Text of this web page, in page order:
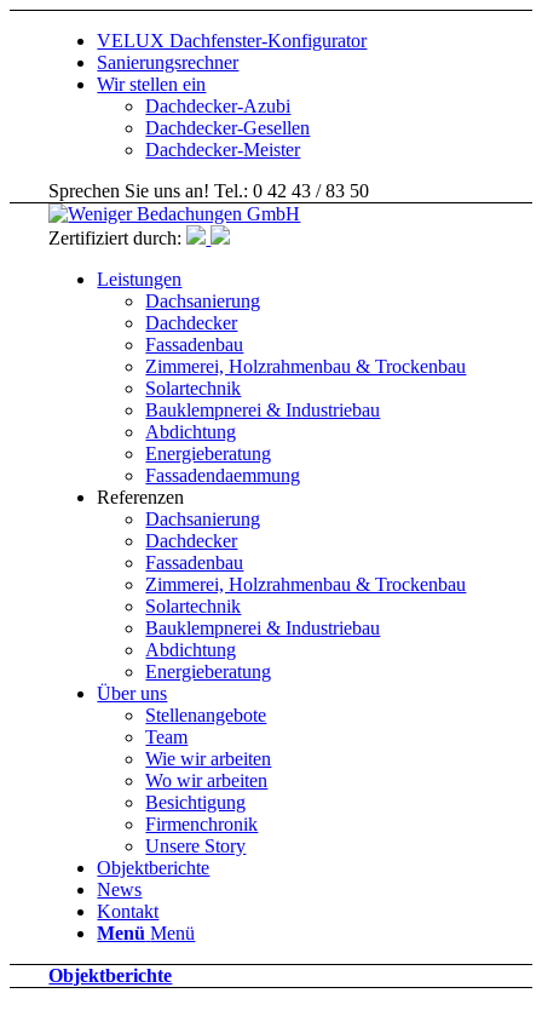
VELUX Dachfenster-Konfigurator
Sanierungsrechner
Wir stellen ein
Dachdecker-Azubi
Dachdecker-Gesellen
Dachdecker-Meister
Sprechen Sie uns an! Tel.: 0 42 43 / 83 50
Zertifiziert durch:
Leistungen
Dachsanierung
Dachdecker
Fassadenbau
Zimmerei, Holzrahmenbau & Trockenbau
Solartechnik
Bauklempnerei & Industriebau
Abdichtung
Energieberatung
Fassadendaemmung
Referenzen
Dachsanierung
Dachdecker
Fassadenbau
Zimmerei, Holzrahmenbau & Trockenbau
Solartechnik
Bauklempnerei & Industriebau
Abdichtung
Energieberatung
Über uns
Stellenangebote
Team
Wie wir arbeiten
Wo wir arbeiten
Besichtigung
Firmenchronik
Unsere Story
Objektberichte
News
Kontakt
Menü Menü
Objektberichte